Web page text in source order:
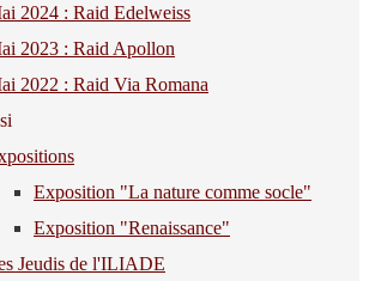
2024 : Raid Edelweiss
2023 : Raid Apollon
2022 : Raid Via Romana
Exposition "La nature comme socle"
Exposition "Renaissance"
Jeudis de l'ILIADE